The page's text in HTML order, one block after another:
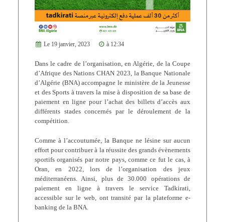
Le 19 janvier, 2023 à 12:34
Dans le cadre de l’organisation, en Algérie, de la Coupe
d’Afrique des Nations CHAN 2023, la Banque Nationale
d’Algérie (BNA) accompagne le ministère de la Jeunesse
et des Sports à travers la mise à disposition de sa base de
paiement en ligne pour l’achat des billets d’accès aux
différents stades concernés par le déroulement de la
compétition.
Comme à l’accoutumée, la Banque ne lésine sur aucun
effort pour contribuer à la réussite des grands évènements
sportifs organisés par notre pays, comme ce fut le cas, à
Oran, en 2022, lors de l’organisation des jeux
méditerranéens. Ainsi, plus de 30.000 opérations de
paiement en ligne à travers le service Tadkirati,
accessible sur le web, ont transité par la plateforme e-
banking de la BNA.